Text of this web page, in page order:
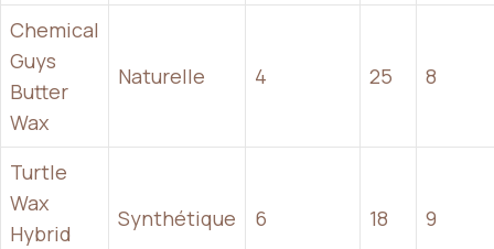
Chemical
Guys
Butter
Wax
Naturelle 4 25 8
Turtle
Wax
Hybrid
Synthétique 6 18 9